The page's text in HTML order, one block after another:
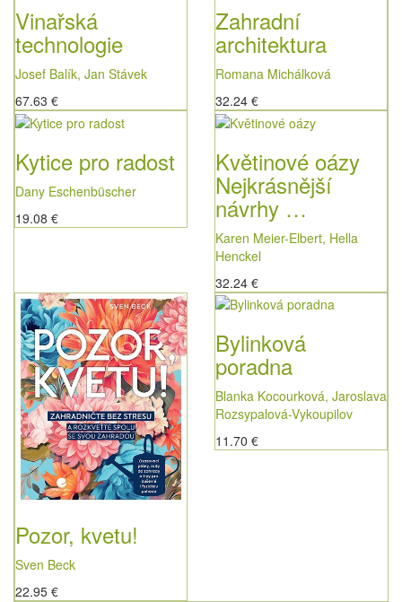
Vinařská
technologie
Josef Balík, Jan Stávek
67.63 €
Zahradní
architektura
Romana Michálková
32.24 €
Kytice pro radost
Dany Eschenbüscher
19.08 €
Květinové oázy
Nejkrásnější
návrhy …
Karen Meier-Elbert, Hella
Henckel
32.24 €
Pozor, kvetu!
Sven Beck
22.95 €
Bylinková
poradna
Blanka Kocourková, Jaroslava
Rozsypalová-Vykoupilov
11.70 €